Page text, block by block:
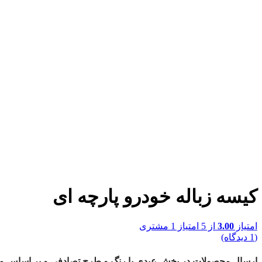
کیسه زباله خودرو پارچه ای
امتیاز 3.00 از 5 امتیاز 1 مشتری
(
1 دیدگاه)